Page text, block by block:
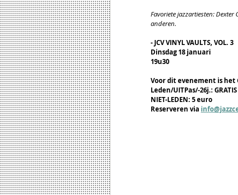
Favoriete jazzartiesten:
anderen.
- JCV VINYL VAULTS, VOL. 3
Dinsdag 18 januari
19u30
Voor dit evenement is het
Leden/UITPas/-26j.: GRATIS
NIET-LEDEN: 5 euro
Reserveren via